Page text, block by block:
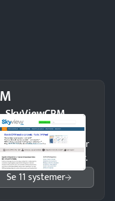
SkyViewCRM
salg med et
overblik over
og opfølgninger.
Se 11 systemer